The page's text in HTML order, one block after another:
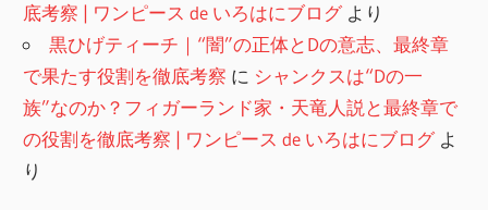
底考察 | ワンピース de いろはにブログより
黒ひげティーチ｜“闇”の正体とDの意志、最終章
で果たす役割を徹底考察 に シャンクスは“Dの一
族”なのか？フィガーランド家・天竜人説と最終章で
の役割を徹底考察 | ワンピース de いろはにブログよ
り